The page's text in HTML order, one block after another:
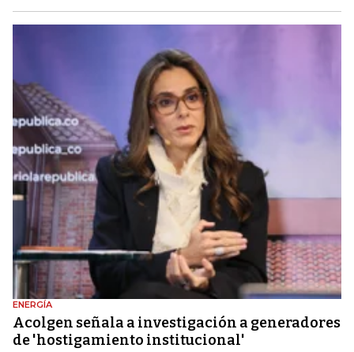
ENERGÍA
Acolgen señala a investigación a generadores
de 'hostigamiento institucional'